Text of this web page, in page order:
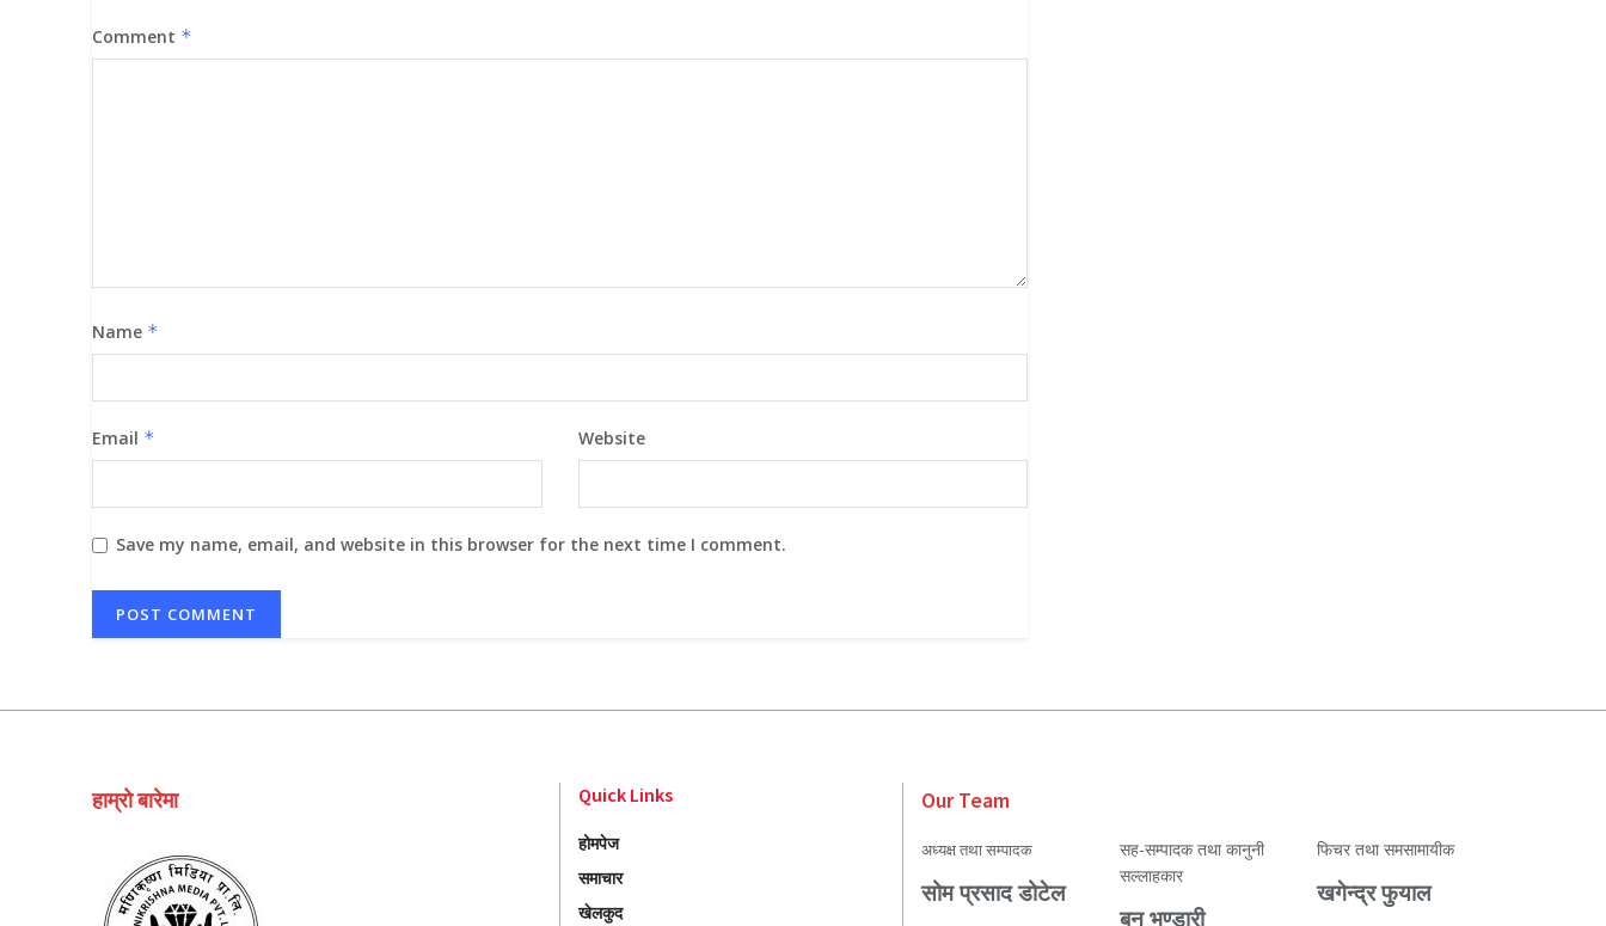
Comment *
Name *
Email * Website
Save my name, email, and website in this browser for the next time I comment.
हाम्रो बारेमा Quick Links
होमपेज
समाचार
खेलकुद
Our Team
अध्यक्ष तथा सम्पादक
सोम प्रसाद डोटेल
सह-सम्पादक तथा कानुनी
सल्लाहकार
बुनु भण्डारी
फिचर तथा समसामायीक
खगेन्द्र फुयाल